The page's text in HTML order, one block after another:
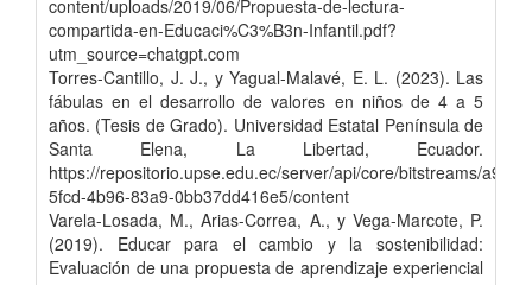
content/uploads/2019/06/Propuesta-de-lectura-
compartida-en-Educaci%C3%B3n-Infantil.pdf?
utm_source=chatgpt.com
Torres-Cantillo, J. J., y Yagual-Malavé, E. L. (2023). Las
fábulas en el desarrollo de valores en niños de 4 a 5
años. (Tesis de Grado). Universidad Estatal Península de
Santa Elena, La Libertad, Ecuador.
https://repositorio.upse.edu.ec/server/api/core/bitstreams/
5fcd-4b96-83a9-0bb37dd416e5/content
Varela-Losada, M., Arias-Correa, A., y Vega-Marcote, P.
(2019). Educar para el cambio y la sostenibilidad:
Evaluación de una propuesta de aprendizaje experiencial